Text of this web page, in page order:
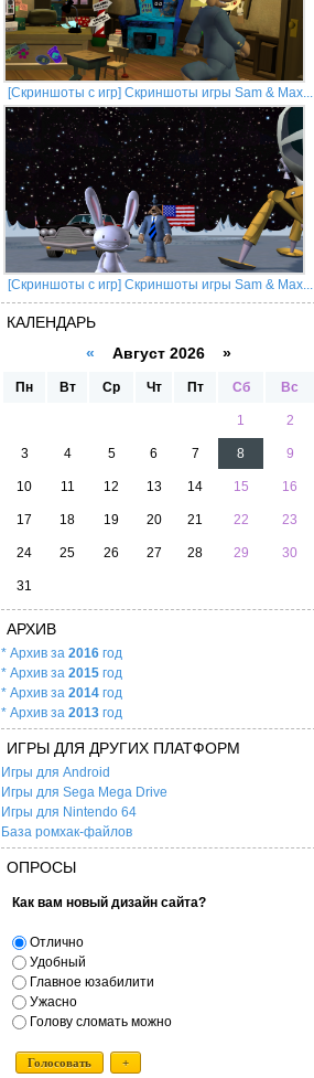
[Скриншоты с игр] Скриншоты игры Sam & Max...
[Скриншоты с игр] Скриншоты игры Sam & Max...
КАЛЕНДАРЬ
« Август 2026 »
Пн Вт Ср Чт Пт Сб Вс
1 2
3 4 5 6 7 8 9
10 11 12 13 14 15 16
17 18 19 20 21 22 23
24 25 26 27 28 29 30
31
АРХИВ
* Архив за 2016 год
* Архив за 2015 год
* Архив за 2014 год
* Архив за 2013 год
ИГРЫ ДЛЯ ДРУГИХ ПЛАТФОРМ
Игры для Android
Игры для Sega Mega Drive
Игры для Nintendo 64
База ромхак-файлов
ОПРОСЫ
Как вам новый дизайн сайта?
Отлично
Удобный
Главное юзабилити
Ужасно
Голову сломать можно
Голосовать +